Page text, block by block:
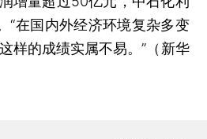
“在国内外经济环境复杂多变
样的成绩实属不易。”（新华